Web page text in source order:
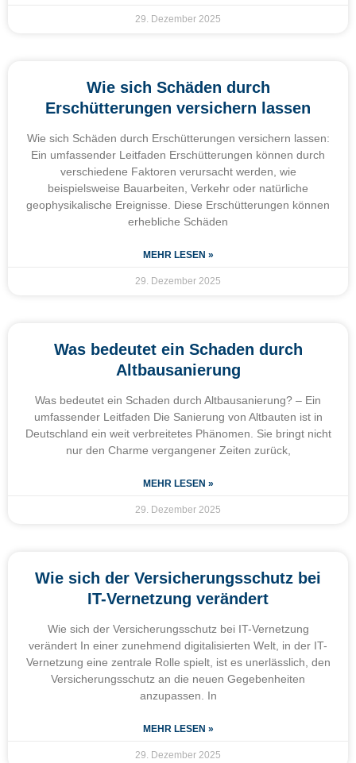
29. Dezember 2025
Wie sich Schäden durch
Erschütterungen versichern lassen
Wie sich Schäden durch Erschütterungen versichern lassen:
Ein umfassender Leitfaden Erschütterungen können durch
verschiedene Faktoren verursacht werden, wie
beispielsweise Bauarbeiten, Verkehr oder natürliche
geophysikalische Ereignisse. Diese Erschütterungen können
erhebliche Schäden
MEHR LESEN »
29. Dezember 2025
Was bedeutet ein Schaden durch
Altbausanierung
Was bedeutet ein Schaden durch Altbausanierung? – Ein
umfassender Leitfaden Die Sanierung von Altbauten ist in
Deutschland ein weit verbreitetes Phänomen. Sie bringt nicht
nur den Charme vergangener Zeiten zurück,
MEHR LESEN »
29. Dezember 2025
Wie sich der Versicherungsschutz bei
IT-Vernetzung verändert
Wie sich der Versicherungsschutz bei IT-Vernetzung
verändert In einer zunehmend digitalisierten Welt, in der IT-
Vernetzung eine zentrale Rolle spielt, ist es unerlässlich, den
Versicherungsschutz an die neuen Gegebenheiten
anzupassen. In
MEHR LESEN »
29. Dezember 2025